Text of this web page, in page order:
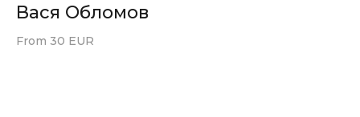
Вася Обломов
From 30 EUR